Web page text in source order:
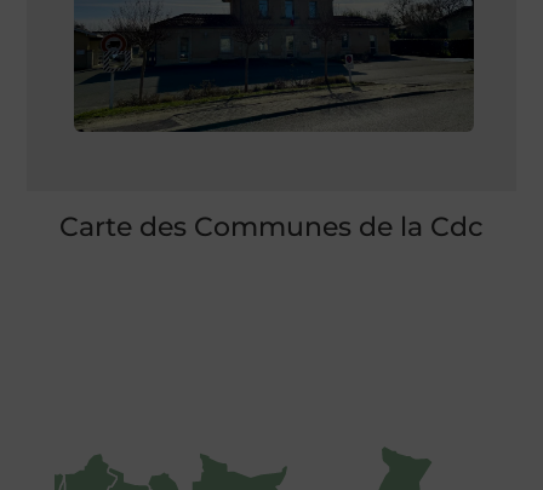
Carte des Communes de la Cdc